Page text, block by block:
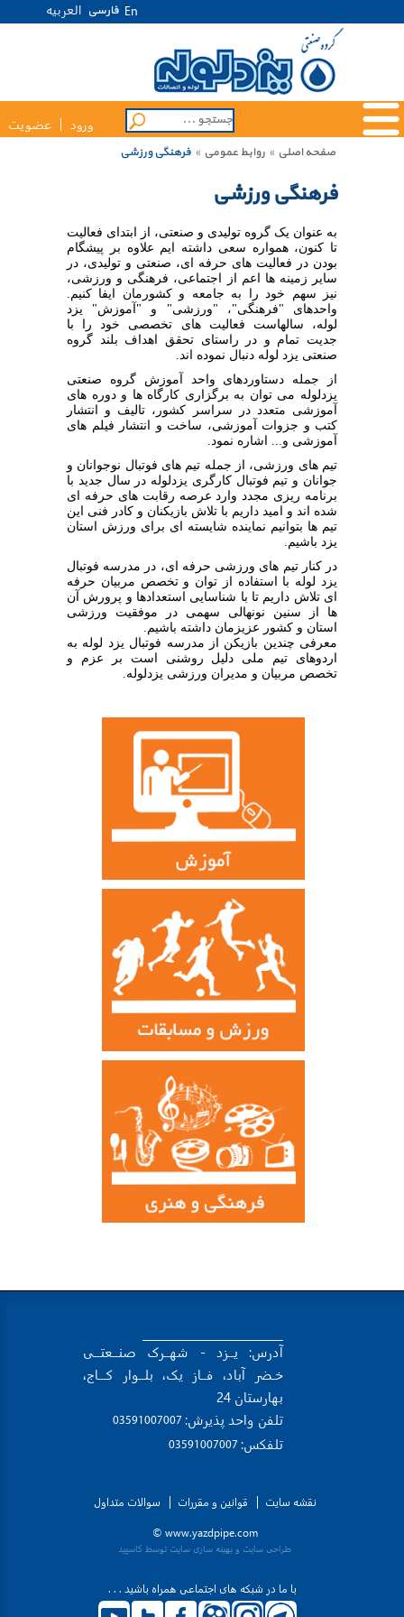
En فارسی العربیه
ورود عضویت
صفحه اصلی » روابط عمومی » فرهنگی ورزشی
فرهنگی ورزشی
به عنوان یک گروه تولیدی و صنعتی، از ابتدای فعالیت
تا کنون، همواره سعی داشته‏ ایم علاوه بر پیشگام
بودن در فعالیت‏ های حرفه‏ ای، صنعتی و تولیدی، در
سایر زمینه‏ ها اعم از اجتماعی، فرهنگی و ورزشی،
نیز سهم خود را به جامعه و کشورمان ایفا کنیم.
واحدهای "فرهنگی"، "ورزشی" و "آموزش" یزد
لوله، سال‏هاست فعالیت‏ های تخصصی خود را با
جدیت تمام و در راستای تحقق اهداف بلند گروه
صنعتی یزد لوله دنبال نموده ‏اند.
از جمله دستاوردهای واحد آموزش گروه صنعتی
یزدلوله می‏ توان به برگزاری کارگاه‏ ها و دوره‏ های
آموزشی متعدد در سراسر کشور، تالیف و انتشار
کتب و جزوات آموزشی، ساخت و انتشار فیلم‏ های
آموزشی و... اشاره نمود.
تیم‏ های ورزشی، از جمله تیم‏ های فوتبال نوجوانان و
جوانان و تیم فوتبال کارگری یزدلوله در سال جدید با
برنامه‏ ریزی مجدد وارد عرصه رقابت‏ های حرفه‏ ای
شده ‏اند و امید داریم با تلاش بازیکنان و کادر فنی این
تیم ها بتوانیم نماینده شایسته‏ ای برای ورزش استان
یزد باشیم.
در کنار تیم‏ های ورزشی حرفه‏ ای، در مدرسه فوتبال
یزد لوله با استفاده از توان و تخصص مربیان حرفه‏
ای تلاش داریم تا با شناسایی استعدادها و پرورش آن‏
ها از سنین نونهالی سهمی در موفقیت ورزشی
استان و کشور عزیزمان داشته باشیم.
معرفی چندین بازیکن از مدرسه فوتبال یزد لوله به
اردوهای تیم ملی دلیل روشنی است بر عزم و
تخصص مربیان و مدیران ورزشی یزدلوله.
آدرس: یــزد - شهــرک صنــعتــی
خـضر آباد، فــاز یک، بلــوار کـــاج،
بهارستان 24
تلفن واحد پذیرش:
تلفکس:
نقشه سایت قوانین و مقررات سوالات متداول
www.yazdpipe.com ©
طراحی سایت و بهینه سازی سایت توسط کاسپید
با ما در شبکه های اجتماعی همراه باشید . . .